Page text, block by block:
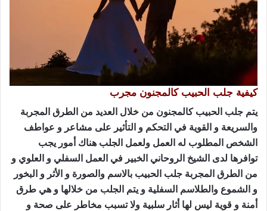
كيفية جلب الحبيب كالمجنون مجرب
يتم جلب الحبيب كالمجنون من خلال العديد من الطرق المجربة
والسريعة و القوية في التحكم و التأثير على مشاعر و عواطف
الشخص المطلوب له العمل ولعمل الجلب هناك أمور يجب
توافرها لدى الشيخ الروحاني الخبير في العمل السفلي و العلوي و
من الطرق المجربة جلب الحبيب بالاسم والصورة و الأثر و البخور
و الشموع والطلاسم السفلية و يتم الجلب من خلالها و هي طرق
أمنة و قوية ليس لها أثار سلبية ولا تسبب مخاطر على صحة و